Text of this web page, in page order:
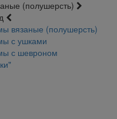
(полушерсть)
вязаные (полушерсть)
с ушками
с шевроном